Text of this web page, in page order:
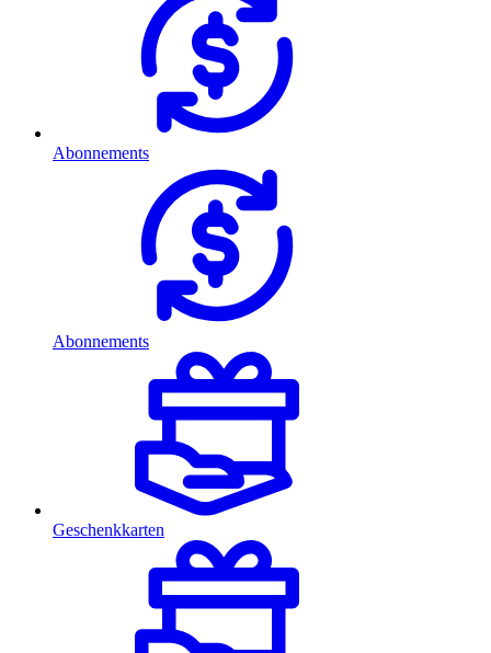
Abonnements
Abonnements
Geschenkkarten